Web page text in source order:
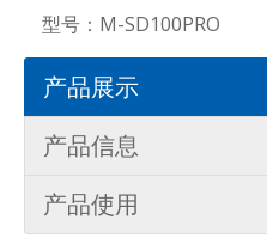
型号： M-SD100PRO
产品展示
产品信息
产品使用